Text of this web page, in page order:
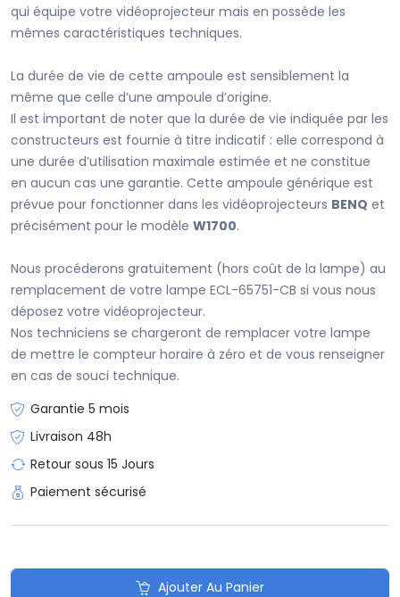
qui équipe votre vidéoprojecteur mais en possède les
mêmes caractéristiques techniques.
La durée de vie de cette ampoule est sensiblement la
même que celle d’une ampoule d’origine.
Il est important de noter que la durée de vie indiquée par les
constructeurs est fournie à titre indicatif : elle correspond à
une durée d’utilisation maximale estimée et ne constitue
en aucun cas une garantie. Cette ampoule générique est
prévue pour fonctionner dans les vidéoprojecteurs BENQ et
précisément pour le modèle W1700.
Nous procéderons gratuitement (hors coût de la lampe) au
remplacement de votre lampe ECL-65751-CB si vous nous
déposez votre vidéoprojecteur.
Nos techniciens se chargeront de remplacer votre lampe
de mettre le compteur horaire à zéro et de vous renseigner
en cas de souci technique.
Garantie 5 mois
Livraison 48h
Retour sous 15 Jours
Paiement sécurisé
Ajouter Au Panier